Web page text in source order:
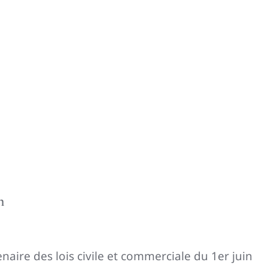
des lois civile et commerciale du 1er juin